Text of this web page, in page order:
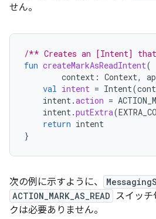
せん。
/** Creates an [Intent] that
fun createMarkAsReadIntent(
context : Context,
val intent = Intent(
intent.action =
intent.putExtra(
return intent
}
次の例に示すように、
ACTION_MARK_AS_READ スイッチ
クは必要ありません。